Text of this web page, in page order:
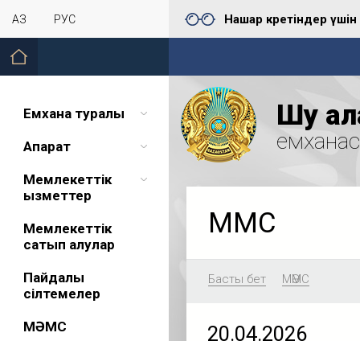
ҚАЗ РУС Нашар көретіндер үшін
Емхана туралы
Ақпарат
Мемлекеттік
қызметтер
Мемлекеттік
сатып алулар
Пайдалы
сілтемелер
МӘМС
Шу
МӘМС
Басты бет МӘМС
20.04.2026